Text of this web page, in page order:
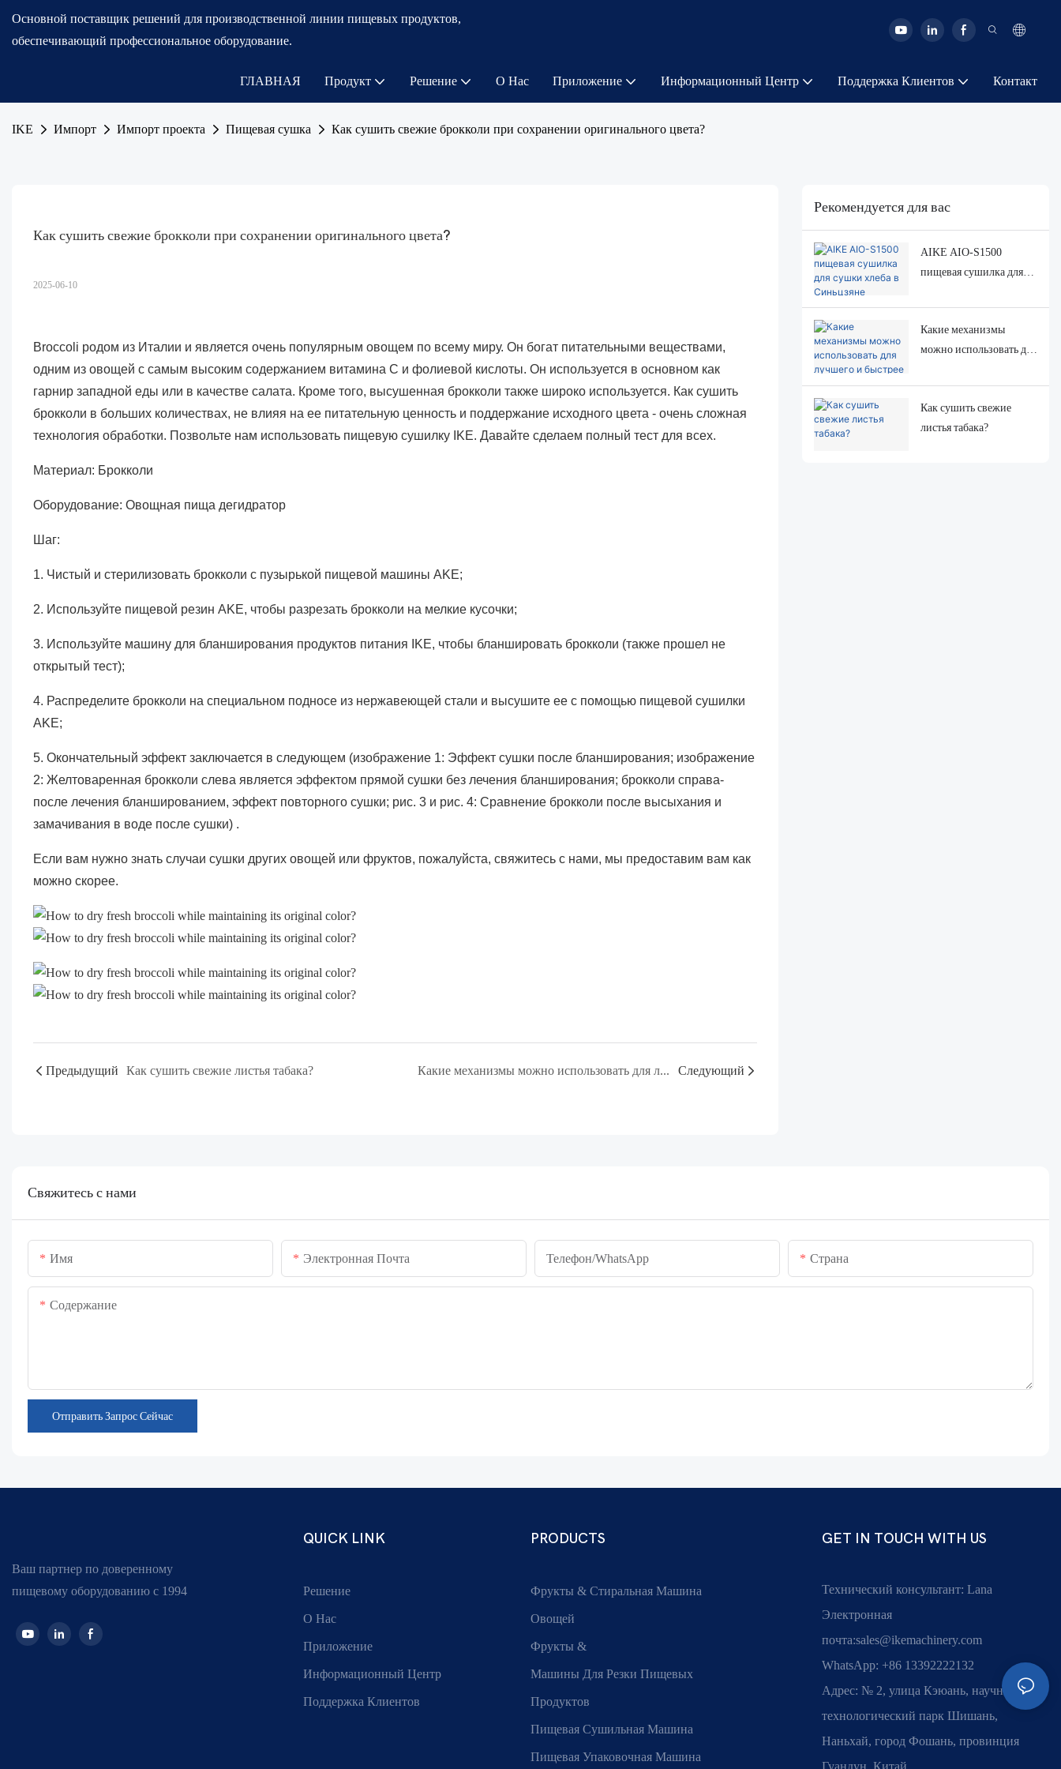
Основной поставщик решений для производственной линии пищевых продуктов,
обеспечивающий профессиональное оборудование.
ГЛАВНАЯ Продукт Решение О Нас Приложение Информационный Центр Поддержка Клиентов Контакт
IKE Импорт Импорт проекта Пищевая сушка Как сушить свежие брокколи при сохранении оригинального цвета?
Как сушить свежие брокколи при сохранении оригинального цвета?
2025-06-10
Broccoli родом из Италии и является очень популярным овощем по всему миру. Он богат питательными веществами,
одним из овощей с самым высоким содержанием витамина С и фолиевой кислоты. Он используется в основном как
гарнир западной еды или в качестве салата. Кроме того, высушенная брокколи также широко используется. Как сушить
брокколи в больших количествах, не влияя на ее питательную ценность и поддержание исходного цвета - очень сложная
технология обработки. Позвольте нам использовать пищевую сушилку IKE. Давайте сделаем полный тест для всех.
Материал: Брокколи
Оборудование: Овощная пища дегидратор
Шаг:
1. Чистый и стерилизовать брокколи с пузырькой пищевой машины AKE;
2. Используйте пищевой резин AKE, чтобы разрезать брокколи на мелкие кусочки;
3. Используйте машину для бланширования продуктов питания IKE, чтобы бланшировать брокколи (также прошел не
открытый тест);
4. Распределите брокколи на специальном подносе из нержавеющей стали и высушите ее с помощью пищевой сушилки
AKE;
5. Окончательный эффект заключается в следующем (изображение 1: Эффект сушки после бланширования; изображение
2: Желтоваренная брокколи слева является эффектом прямой сушки без лечения бланширования; брокколи справа-
после лечения бланшированием, эффект повторного сушки; рис. 3 и рис. 4: Сравнение брокколи после высыхания и
замачивания в воде после сушки) .
Если вам нужно знать случаи сушки других овощей или фруктов, пожалуйста, свяжитесь с нами, мы предоставим вам как
можно скорее.
Предыдущий Как сушить свежие листья табака? Какие механизмы можно использовать для лучшего и быстрее сушить рыбу? Следующий
Рекомендуется для вас
AIKE AIO-S1500
пищевая сушилка для
Синьцзяне
Какие механизмы
можно использовать для
сушить рыбу?
Как сушить свежие
листья табака?
Свяжитесь с нами
Имя Электронная Почта Телефон/WhatsApp Страна
Содержание
Отправить Запрос Сейчас
Ваш партнер по доверенному
пищевому оборудованию с 1994
QUICK LINK
Решение
О Нас
Приложение
Информационный Центр
Поддержка Клиентов
PRODUCTS
Фрукты & Стиральная Машина
Овощей
Фрукты &
Машины Для Резки Пищевых
Продуктов
Пищевая Сушильная Машина
Пищевая Упаковочная Машина
GET IN TOUCH WITH US
Технический консультант: Lana
Электронная
почта:sales@ikemachinery.com
WhatsApp: +86 13392222132
Адрес: № 2, улица Кэюань, научно-
технологический парк Шишань,
Наньхай, город Фошань, провинция
Гуандун, Китай.